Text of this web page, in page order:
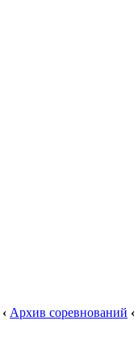
‹ Архив соревнований ‹